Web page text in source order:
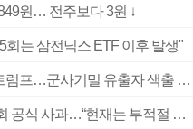
원… 전주보다 3원 ↓
회는 삼전닉스 ETF 이후 발생"
‘탄약 부족 사태’ 보도에 격노한 트럼프…군사기밀 유출자 색출 지시
[속보] ‘심판 성접대’ 논란 축구협회 공식 사과…“현재는 부적절 행위 없어”